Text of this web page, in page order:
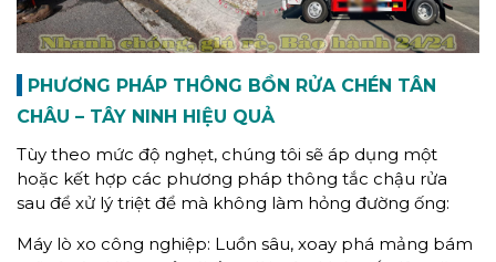
PHƯƠNG PHÁP THÔNG BỒN RỬA CHÉN TÂN
CHÂU – TÂY NINH HIỆU QUẢ
Tùy theo mức độ nghẹt, chúng tôi sẽ áp dụng một
hoặc kết hợp các phương pháp thông tắc chậu rửa
sau để xử lý triệt để mà không làm hỏng đường ống:
Máy lò xo công nghiệp: Luồn sâu, xoay phá mảng bám